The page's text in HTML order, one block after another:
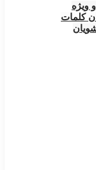
ویژه
کلمات